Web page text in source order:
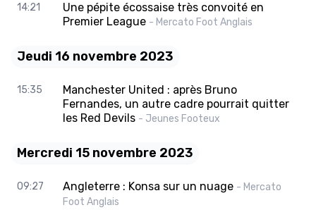
14:21
Une pépite écossaise très convoité en
Premier League - Mercato Foot Anglais
Jeudi 16 novembre 2023
15:35
Manchester United : après Bruno
Fernandes, un autre cadre pourrait quitter
les Red Devils - Jeunes Footeux
Mercredi 15 novembre 2023
09:27 Angleterre : Konsa sur un nuage - Mercato
Foot Anglais